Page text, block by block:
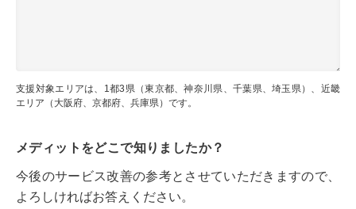
支援対象エリアは、1都3県（東京都、神奈川県、千葉県、埼玉県）、 近畿
エリア（大阪府、京都府、兵庫県）です。
メディットをどこで知りましたか？
今後のサービス改善の参考とさせていただきますので、
よろしければお答えください。